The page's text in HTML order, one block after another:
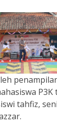
P3K
tahfiz,